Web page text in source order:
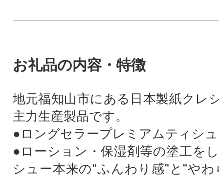
お礼品の内容・特徴
地元福知山市にある日本製紙クレ
主力生産製品です。
●ロングセラープレミアムティシ
●ローション・保湿剤等の塗工を
シュー本来の”ふんわり感”と”や